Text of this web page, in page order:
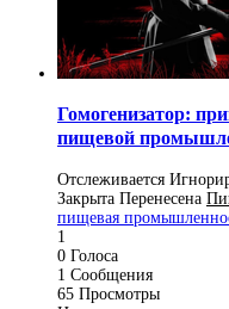
Гомогенизатор:
пищевой
Отслеживается
Закрыта Перенесена
пищевая
1
0 Голоса
1 Сообщения
65 Просмотры